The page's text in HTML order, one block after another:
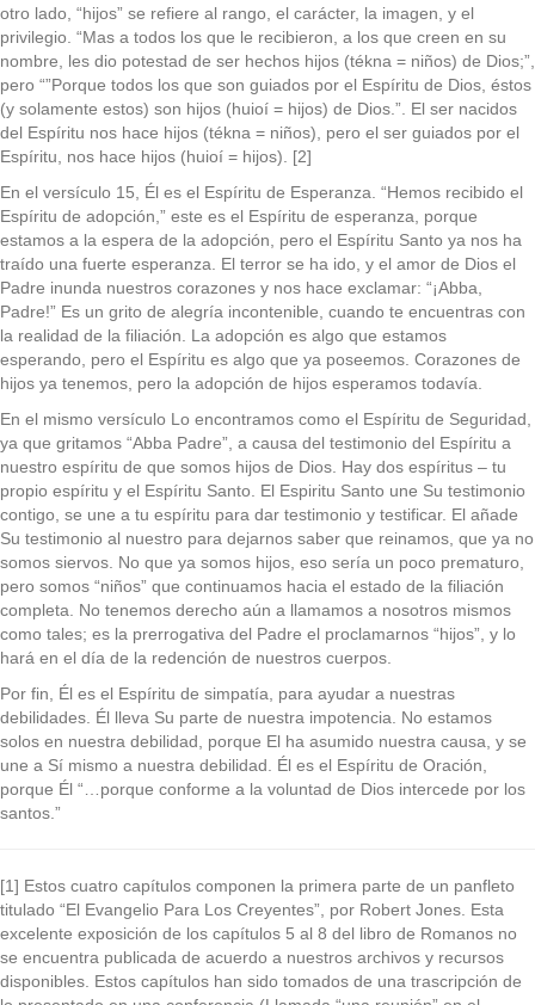
otro lado, “hijos” se refiere al rango, el carácter, la imagen, y el
privilegio. “Mas a todos los que le recibieron, a los que creen en su
nombre, les dio potestad de ser hechos hijos (tékna = niños) de Dios;”,
pero “”Porque todos los que son guiados por el Espíritu de Dios, éstos
(y solamente estos) son hijos (huioí = hijos) de Dios.”. El ser nacidos
del Espíritu nos hace hijos (tékna = niños), pero el ser guiados por el
Espíritu, nos hace hijos (huioí = hijos). [2]
En el versículo 15, Él es el Espíritu de Esperanza. “Hemos recibido el
Espíritu de adopción,” este es el Espíritu de esperanza, porque
estamos a la espera de la adopción, pero el Espíritu Santo ya nos ha
traído una fuerte esperanza. El terror se ha ido, y el amor de Dios el
Padre inunda nuestros corazones y nos hace exclamar: “¡Abba,
Padre!” Es un grito de alegría incontenible, cuando te encuentras con
la realidad de la filiación. La adopción es algo que estamos
esperando, pero el Espíritu es algo que ya poseemos. Corazones de
hijos ya tenemos, pero la adopción de hijos esperamos todavía.
En el mismo versículo Lo encontramos como el Espíritu de Seguridad,
ya que gritamos “Abba Padre”, a causa del testimonio del Espíritu a
nuestro espíritu de que somos hijos de Dios. Hay dos espíritus – tu
propio espíritu y el Espíritu Santo. El Espiritu Santo une Su testimonio
contigo, se une a tu espíritu para dar testimonio y testificar. El añade
Su testimonio al nuestro para dejarnos saber que reinamos, que ya no
somos siervos. No que ya somos hijos, eso sería un poco prematuro,
pero somos “niños” que continuamos hacia el estado de la filiación
completa. No tenemos derecho aún a llamamos a nosotros mismos
como tales; es la prerrogativa del Padre el proclamarnos “hijos”, y lo
hará en el día de la redención de nuestros cuerpos.
Por fin, Él es el Espíritu de simpatía, para ayudar a nuestras
debilidades. Él lleva Su parte de nuestra impotencia. No estamos
solos en nuestra debilidad, porque El ha asumido nuestra causa, y se
une a Sí mismo a nuestra debilidad. Él es el Espíritu de Oración,
porque Él “…porque conforme a la voluntad de Dios intercede por los
santos.”
[1] Estos cuatro capítulos componen la primera parte de un panfleto
titulado “El Evangelio Para Los Creyentes”, por Robert Jones. Esta
excelente exposición de los capítulos 5 al 8 del libro de Romanos no
se encuentra publicada de acuerdo a nuestros archivos y recursos
disponibles. Estos capítulos han sido tomados de una trascripción de